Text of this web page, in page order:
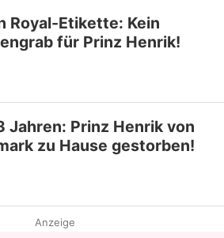
Royal-Etikette: Kein
für Prinz Henrik!
Jahren: Prinz Henrik von
zu Hause gestorben!
Anzeige